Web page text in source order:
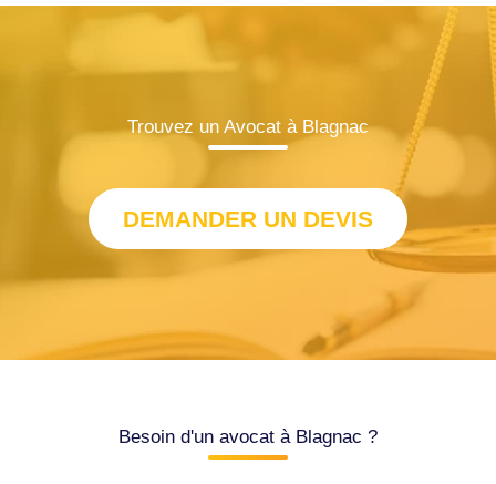
Trouvez un Avocat à Blagnac
DEMANDER UN DEVIS
Besoin d'un avocat à Blagnac ?